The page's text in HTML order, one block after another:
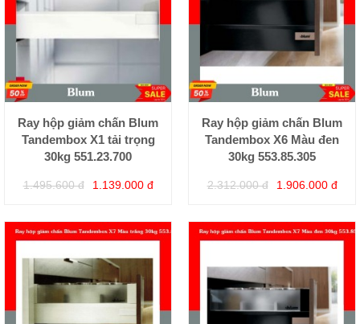
Ray hộp giảm chấn Blum
Tandembox X1 tải trọng
30kg 551.23.700
1.495.600 đ 1.139.000 đ
Ray hộp giảm chấn Blum
Tandembox X6 Màu đen
30kg 553.85.305
2.312.000 đ 1.906.000 đ